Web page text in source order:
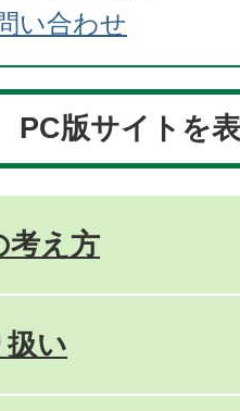
い合わせ
PC版サイトを
考え方
い